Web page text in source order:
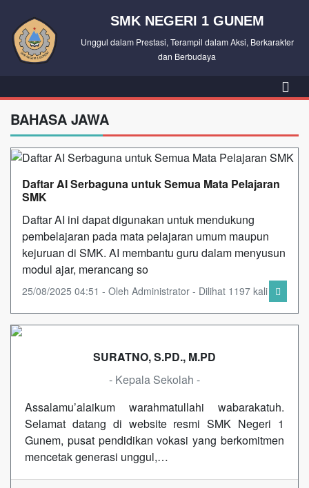
SMK NEGERI 1 GUNEM
Unggul dalam Prestasi, Terampil dalam Aksi, Berkarakter
dan Berbudaya
BAHASA JAWA
Daftar AI Serbaguna untuk Semua Mata Pelajaran
SMK
Daftar AI ini dapat digunakan untuk mendukung
pembelajaran pada mata pelajaran umum maupun
kejuruan di SMK. AI membantu guru dalam menyusun
modul ajar, merancang so
25/08/2025 04:51 - Oleh Administrator - Dilihat 1197 kali
SURATNO, S.PD., M.PD
- Kepala Sekolah -
Assalamu’alaikum warahmatullahi wabarakatuh.
Selamat datang di website resmi SMK Negeri 1
Gunem, pusat pendidikan vokasi yang berkomitmen
mencetak generasi unggul,…